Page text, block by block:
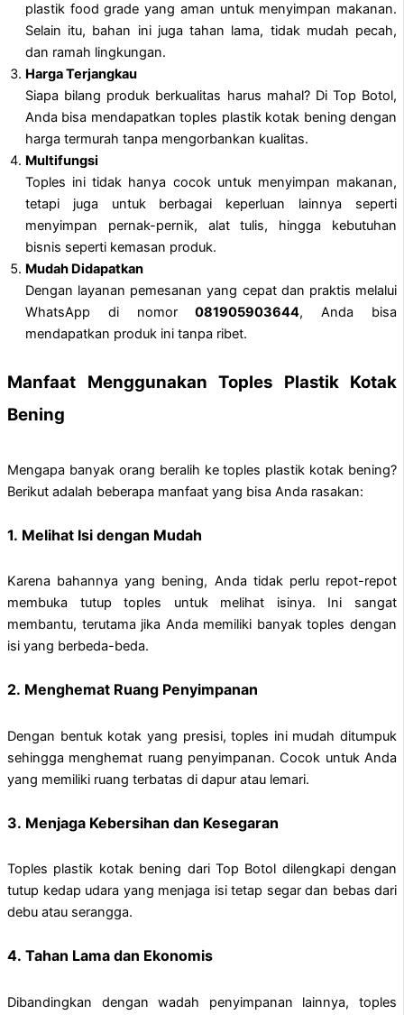
plastik food grade yang aman untuk menyimpan makanan.
Selain itu, bahan ini juga tahan lama, tidak mudah pecah,
dan ramah lingkungan.
Harga Terjangkau
Siapa bilang produk berkualitas harus mahal? Di Top Botol,
Anda bisa mendapatkan toples plastik kotak bening dengan
harga termurah tanpa mengorbankan kualitas.
Multifungsi
Toples ini tidak hanya cocok untuk menyimpan makanan,
tetapi juga untuk berbagai keperluan lainnya seperti
menyimpan pernak-pernik, alat tulis, hingga kebutuhan
bisnis seperti kemasan produk.
Mudah Didapatkan
Dengan layanan pemesanan yang cepat dan praktis melalui
WhatsApp di nomor081905903644, Anda bisa
mendapatkan produk ini tanpa ribet.
Manfaat Menggunakan Toples Plastik Kotak
Bening
Mengapa banyak orang beralih ke toples plastik kotak bening?
Berikut adalah beberapa manfaat yang bisa Anda rasakan:
1. Melihat Isi dengan Mudah
Karena bahannya yang bening, Anda tidak perlu repot-repot
membuka tutup toples untuk melihat isinya. Ini sangat
membantu, terutama jika Anda memiliki banyak toples dengan
isi yang berbeda-beda.
2. Menghemat Ruang Penyimpanan
Dengan bentuk kotak yang presisi, toples ini mudah ditumpuk
sehingga menghemat ruang penyimpanan. Cocok untuk Anda
yang memiliki ruang terbatas di dapur atau lemari.
3. Menjaga Kebersihan dan Kesegaran
Toples plastik kotak bening dari Top Botol dilengkapi dengan
tutup kedap udara yang menjaga isi tetap segar dan bebas dari
debu atau serangga.
4. Tahan Lama dan Ekonomis
Dibandingkan dengan wadah penyimpanan lainnya, toples